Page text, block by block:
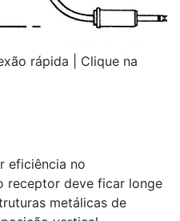
rápida | Clique na
eficiência no
receptor deve ficar longe
metálicas de